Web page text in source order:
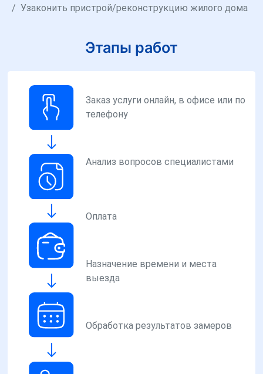
Узаконить пристрой/реконструкцию жилого дома
Этапы работ
Заказ услуги онлайн, в офисе или по
телефону
Анализ вопросов специалистами
Оплата
Назначение времени и места
выезда
Обработка результатов замеров